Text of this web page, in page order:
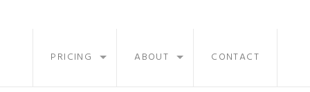
PRICING ABOUT CONTACT